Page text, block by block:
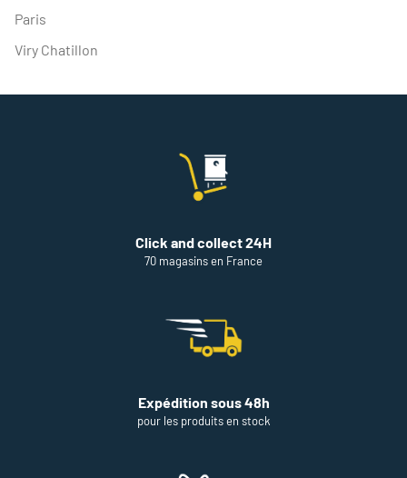
Paris
Viry Chatillon
Click and collect 24H
70 magasins en France
Expédition sous 48h
pour les produits en stock